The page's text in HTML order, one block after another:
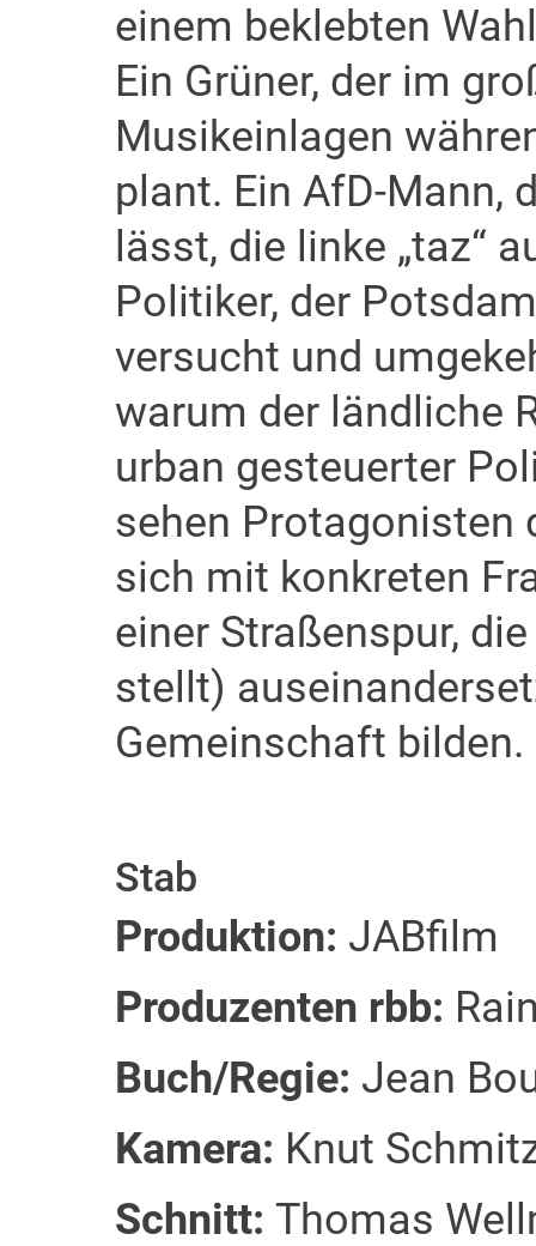
einem beklebten
Ein Grüner, der im
Musikeinlagen
plant. Ein AfD-Mann,
lässt, die linke „taz“
Politiker, der
versucht und
warum der ländliche
urban gesteuerter
sehen Protagonisten
sich mit konkreten
einer Straßenspur,
stellt)
Gemeinschaft bilden.
Stab
Produktion: JABfilm
Produzenten rbb:
Buch/Regie: Jean
Kamera: Knut
Schnitt: Thomas